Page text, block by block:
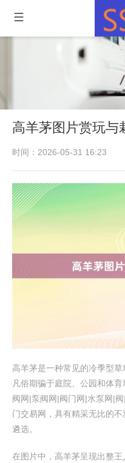
高羊茅图片赏玩与
时间：2026-05-31 16:23
高羊茅是一种常见的冷季型
凡俗期骗于庭院、公园和体
阀网|泵阀网|阀门网|水泵网|
门交易网，具有精采无比的
遴选。
在图片中，高羊茅呈现出整